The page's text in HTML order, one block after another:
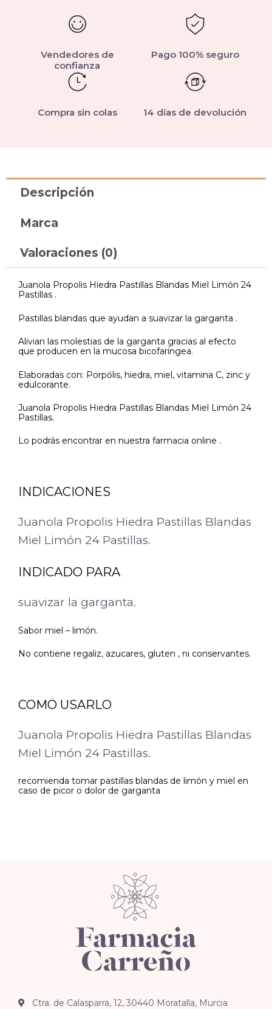
Vendedores de
confianza
Pago 100% seguro
Compra sin colas 14 días de devolución
Descripción
Marca
Valoraciones (0)
Juanola Propolis Hiedra Pastillas Blandas Miel Limón 24
Pastillas .
Pastillas blandas que ayudan a suavizar la garganta .
Alivian las molestias de la garganta gracias al efecto
que producen en la mucosa bicofaríngea.
Elaboradas con: Porpólis, hiedra, miel, vitamina C, zinc y
edulcorante.
Juanola Propolis Hiedra Pastillas Blandas Miel Limón 24
Pastillas.
Lo podrás encontrar en nuestra farmacia online .
INDICACIONES
Juanola Propolis Hiedra Pastillas Blandas
Miel Limón 24 Pastillas.
INDICADO PARA
suavizar la garganta.
Sabor miel – limón.
No contiene regaliz, azucares, gluten , ni conservantes.
COMO USARLO
Juanola Propolis Hiedra Pastillas Blandas
Miel Limón 24 Pastillas.
recomienda tomar pastillas blandas de limón y miel en
caso de picor o dolor de garganta
Ctra. de Calasparra, 12, 30440 Moratalla, Murcia